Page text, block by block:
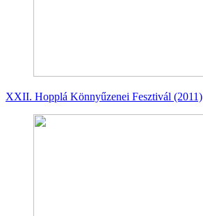
XXII. Hopplá Könnyűzenei Fesztivál (2011)